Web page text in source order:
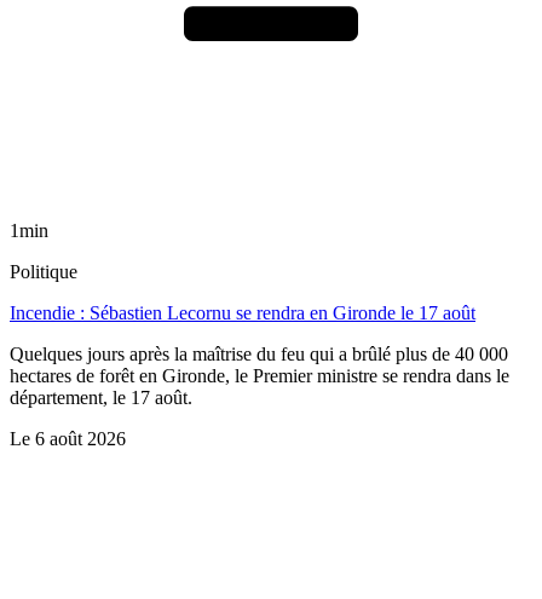
1min
Politique
Incendie : Sébastien Lecornu se rendra en Gironde le 17 août
Quelques jours après la maîtrise du feu qui a brûlé plus de 40 000
hectares de forêt en Gironde, le Premier ministre se rendra dans le
département, le 17 août.
Le 6 août 2026